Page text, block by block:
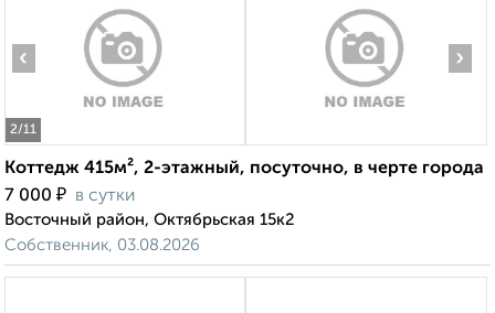
2/11
‹ ›
Коттедж 415м², 2-этажный, посуточно, в черте города
7 000 ₽ в сутки
Восточный район, Октябрьская 15к2
Собственник, 03.08.2026